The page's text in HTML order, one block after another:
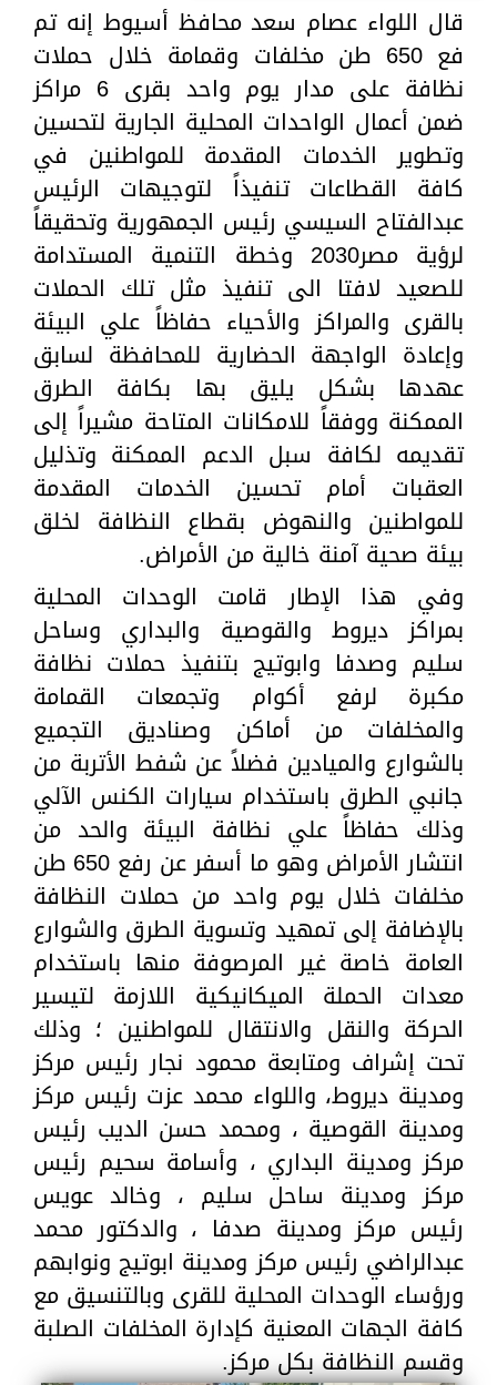
قال اللواء عصام سعد محافظ أسيوط إنه تم
فع 650 طن مخلفات وقمامة خلال حملات
نظافة على مدار يوم واحد بقرى 6 مراكز
ضمن أعمال الواحدات المحلية الجارية لتحسين
وتطوير الخدمات المقدمة للمواطنين في
كافة القطاعات تنفيذاً لتوجيهات الرئيس
عبدالفتاح السيسي رئيس الجمهورية وتحقيقاً
لرؤية مصر2030 وخطة التنمية المستدامة
للصعيد لافتا الى تنفيذ مثل تلك الحملات
بالقرى والمراكز والأحياء حفاظاً علي البيئة
وإعادة الواجهة الحضارية للمحافظة لسابق
عهدها بشكل يليق بها بكافة الطرق
الممكنة ووفقاً للامكانات المتاحة مشيراً إلى
تقديمه لكافة سبل الدعم الممكنة وتذليل
العقبات أمام تحسين الخدمات المقدمة
للمواطنين والنهوض بقطاع النظافة لخلق
بيئة صحية آمنة خالية من الأمراض.
وفي هذا الإطار قامت الوحدات المحلية
بمراكز ديروط والقوصية والبداري وساحل
سليم وصدفا وابوتيج بتنفيذ حملات نظافة
مكبرة لرفع أكوام وتجمعات القمامة
والمخلفات من أماكن وصناديق التجميع
بالشوارع والميادين فضلاً عن شفط الأتربة من
جانبي الطرق باستخدام سيارات الكنس الآلي
وذلك حفاظاً علي نظافة البيئة والحد من
انتشار الأمراض وهو ما أسفر عن رفع 650 طن
مخلفات خلال يوم واحد من حملات النظافة
بالإضافة إلى تمهيد وتسوية الطرق والشوارع
العامة خاصة غير المرصوفة منها باستخدام
معدات الحملة الميكانيكية اللازمة لتيسير
الحركة والنقل والانتقال للمواطنين ؛ وذلك
تحت إشراف ومتابعة محمود نجار رئيس مركز
ومدينة ديروط، واللواء محمد عزت رئيس مركز
ومدينة القوصية ، ومحمد حسن الديب رئيس
مركز ومدينة البداري ، وأسامة سحيم رئيس
مركز ومدينة ساحل سليم ، وخالد عويس
رئيس مركز ومدينة صدفا ، والدكتور محمد
عبدالراضي رئيس مركز ومدينة ابوتيج ونوابهم
ورؤساء الوحدات المحلية للقرى وبالتنسيق مع
كافة الجهات المعنية كإدارة المخلفات الصلبة
وقسم النظافة بكل مركز.